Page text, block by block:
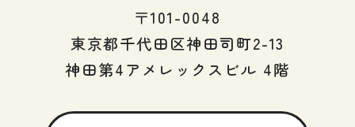
〒101-0048
東京都千代田区神田司町2-13
神田第4アメレックスビル 4階